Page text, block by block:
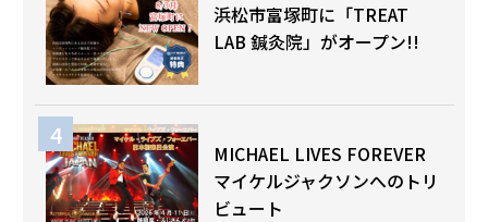
浜松市富塚町に「TREAT
LAB 鍼灸院」がオープン!!
MICHAEL LIVES FOREVER
マイケルジャクソンへのトリ
ビュート